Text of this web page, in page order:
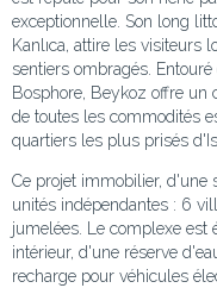
exceptionnelle. Son long
Kanlıca, attire les visiteurs
sentiers ombragés.
Bosphore, Beykoz offre un
de toutes les commodités
quartiers les plus prisés
Ce projet immobilier, d'une
unités indépendantes : 6
jumelées. Le complexe est
intérieur, d'une réserve
recharge pour véhicules